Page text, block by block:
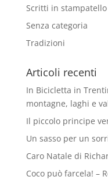
Scritti in stampatello
Senza categoria
Tradizioni
Articoli recenti
In Bicicletta in
montagne, laghi e
Il piccolo principe
Un sasso per un
Caro Natale di
Coco può farcela! –